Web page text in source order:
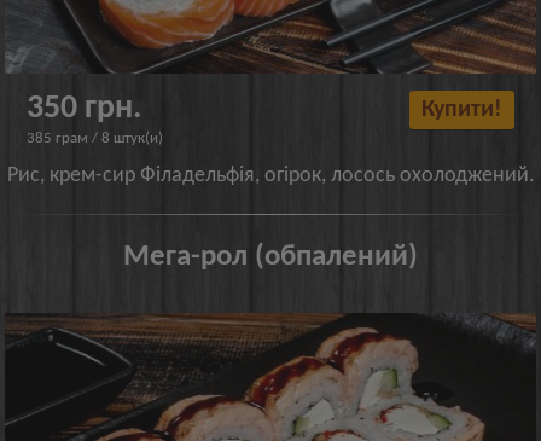
350 грн.
385 грам / 8 штук(и)
Купити!
Рис, крем-сир Філадельфія, огірок, лосось охолоджений.
Мега-рол (обпалений)